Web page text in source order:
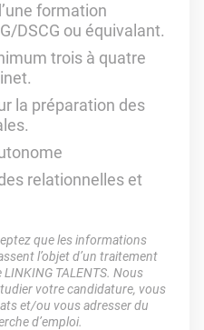
formation
DSCG ou équivalant.
trois à quatre
la préparation des
relationnelles et
que les informations
l’objet d’un traitement
TALENTS. Nous
votre candidature, vous
et/ou vous adresser du
d’emploi.